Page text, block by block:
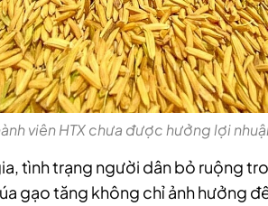
viên HTX chưa được hưởng lợi
tình trạng người dân bỏ ruộng
gạo tăng không chỉ ảnh hưởng